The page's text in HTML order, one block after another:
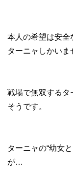
本人の希望は安全
ターニャしかいま
戦場で無双するタ
そうです。
ターニャの“幼女
が…